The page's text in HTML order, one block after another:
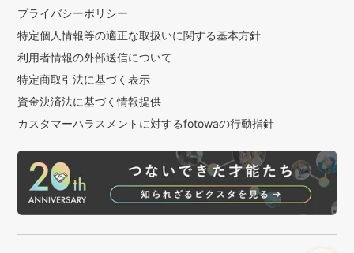
プライバシーポリシー
特定個人情報等の適正な取扱いに関する基本方針
利用者情報の外部送信について
特定商取引法に基づく表示
資金決済法に基づく情報提供
カスタマーハラスメントに対するfotowaの行動指針